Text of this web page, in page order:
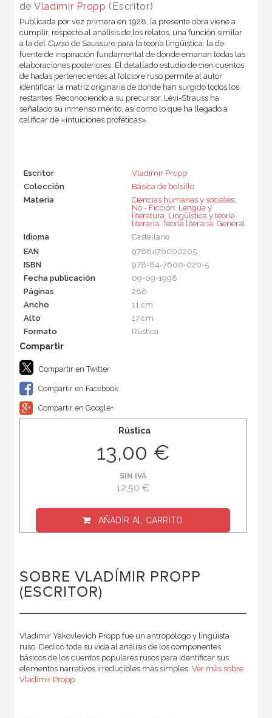
de Vladímir Propp (Escritor)
Publicada por vez primera en 1928, la presente obra viene a
cumplir, respecto al análisis de los relatos, una función similar
a la del Cursode Saussure para la teoría lingüística: la de
fuente de inspiración fundamental de donde emanan todas las
elaboraciones posteriores. El detallado estudio de cien cuentos
de hadas pertenecientes al folclore ruso permite al autor
identificar la matriz originaria de donde han surgido todos los
restantes. Reconociendo a su precursor, Lévi-Strauss ha
señalado su inmenso mérito, así como lo que ha llegado a
calificar de «intuiciones proféticas».
Escritor
Vladímir Propp
Colección
Básica de bolsillo
Materia
Ciencias humanas y sociales,
No - Ficción, Lengua y
literatura, Lingüística y teoría
literaria,Teoría literaria, General
Idioma
Castellano
EAN
9788476000205
ISBN
978-84-7600-020-5
Fecha publicación
09-09-1998
Páginas
288
Ancho
11 cm
Alto
17 cm
Formato
Rústica
Compartir en Twitter
Compartir en Facebook
Compartir en Google+
Rústica
13,00 €
SIN IVA
12,50 €
AÑADIR AL CARRITO
SOBRE VLADÍMIR PROPP
(ESCRITOR)
Vladímir Yákovlevich Propp fue un antropólogo y lingüista
ruso. Dedicó toda su vida al análisis de los componentes
básicos de los cuentos populares rusos para identificar sus
elementos narrativos irreducibles más simples. Ver más sobre
Vladímir Propp